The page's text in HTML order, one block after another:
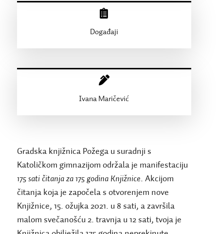
Događaji
Ivana Maričević
Gradska knjižnica Požega u suradnji s
Katoličkom gimnazijom održala je manifestaciju
175 sati čitanja za 175 godina Knjižnice. Akcijom
čitanja koja je započela s otvorenjem nove
Knjižnice, 15. ožujka 2021. u 8 sati, a završila
malom svečanošću 2. travnja u 12 sati, tvoja je